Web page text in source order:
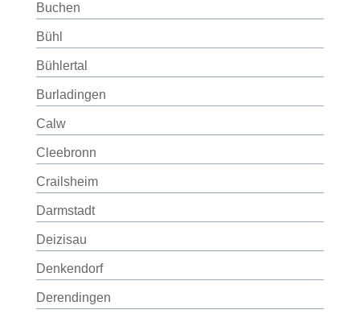
Buchen
Bühl
Bühlertal
Burladingen
Calw
Cleebronn
Crailsheim
Darmstadt
Deizisau
Denkendorf
Derendingen